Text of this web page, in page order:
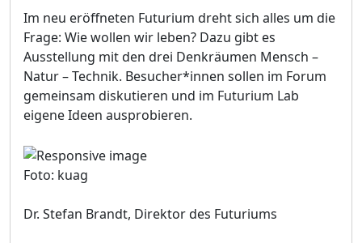
Im neu eröffneten Futurium dreht sich alles um die
Frage: Wie wollen wir leben? Dazu gibt es
Ausstellung mit den drei Denkräumen Mensch –
Natur – Technik. Besucher*innen sollen im Forum
gemeinsam diskutieren und im Futurium Lab
eigene Ideen ausprobieren.
Foto: kuag
Dr. Stefan Brandt, Direktor des Futuriums